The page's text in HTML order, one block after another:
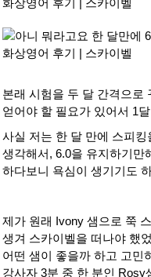
본래 시험을 두 달 간격으로
얻어야 할 필요가 있어서 1
사실 저는 한 달 만에 스피
생각해서, 6.0을 유지하기만
하다보니 욕심이 생기기도
제가 원래 Ivony 샘으로 쭉
생겨 스카이벨을 떠나야 했
어떤 샘이 좋을까 하고 고민
강사자 3분 중 한 분인 Rosy